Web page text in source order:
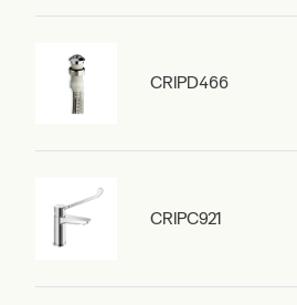
CRIPD466
CRIPC921